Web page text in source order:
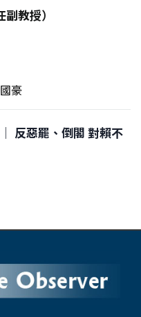
教授）
豪
反惡罷、倒閣 對賴不